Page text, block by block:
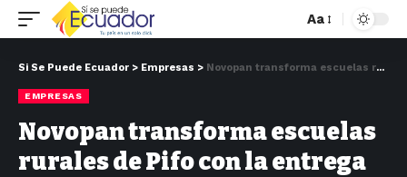
Aa
Si Se Puede Ecuador > Empresas > Novopan transforma escuelas rurales de Pifo con la entrega de más de 250 tableros para mejorar aulas
EMPRESAS
Novopan transforma escuelas
rurales de Pifo con la entrega